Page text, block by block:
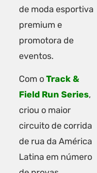
de moda esportiva
premium e
promotora de
eventos.
Com oTrack &
Field Run Series,
criou o maior
circuito de corrida
de rua da América
Latina em número